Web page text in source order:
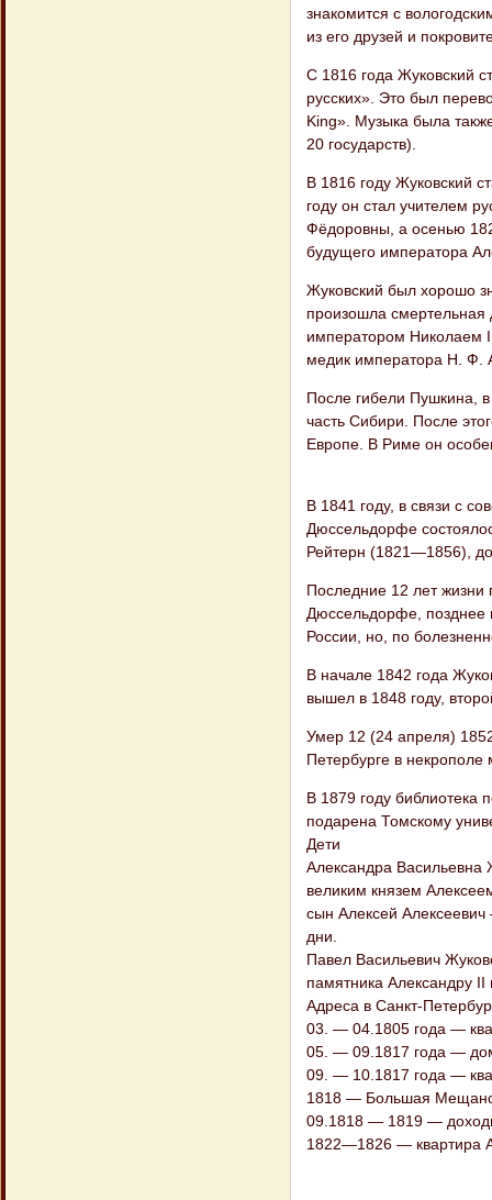
знакомится с
из его друзей и
С 1816 года Жуковский
русских». Это был
King». Музыка была
20 государств).
В 1816 году Жуковский
году он стал учителем
Фёдоровны, а осенью
будущего императора
Жуковский был хорошо
произошла
императором Николаем
медик императора Н. Ф.
После гибели Пушкина,
часть Сибири. После
Европе. В Риме он
В 1841 году, в связи с
Дюссельдорфе
Рейтерн (1821—1856),
Последние 12 лет жизни
Дюссельдорфе, позднее
России, но, по
В начале 1842 года
вышел в 1848 году,
Умер 12 (24 апреля)
Петербурге в некрополе
В 1879 году библиотека
подарена Томскому
Дети
Александра
великим князем
сын Алексей
дни.
Павел Васильевич
памятника Александру
Адреса в Санкт-
03. — 04.1805 года —
05. — 09.1817 года —
09. — 10.1817 года —
1818 — Большая
09.1818 — 1819 —
1822—1826 — квартира